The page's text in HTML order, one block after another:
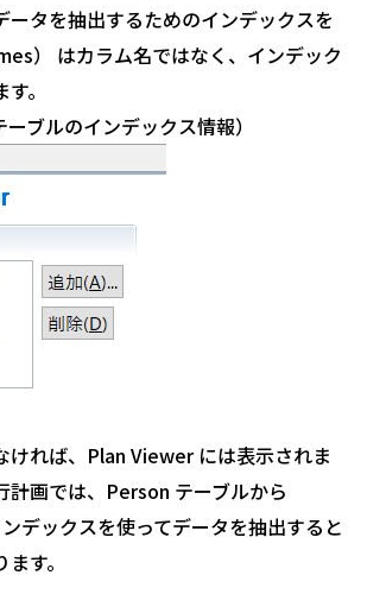
ータを抽出するためのインデックスを
） はカラム名ではなく、インデック
。
ーブルのインデックス情報）
ければ、Plan Viewer には表示されま
計画では、Person テーブルから
デックスを使ってデータを抽出すると
す。